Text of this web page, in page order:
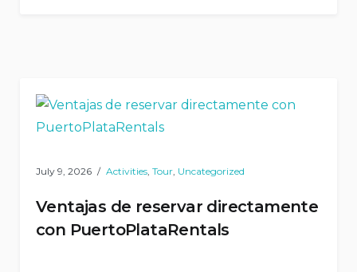
July 9, 2026 Activities Tour Uncategorized
Ventajas de reservar directamente
con PuertoPlataRentals